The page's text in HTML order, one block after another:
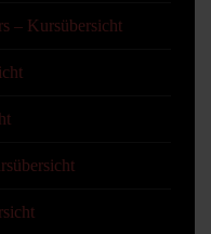
– Kursübersicht